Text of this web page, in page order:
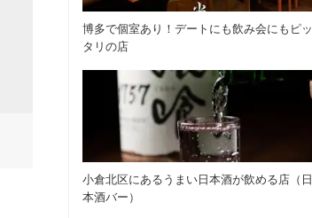
博多で個室あり！デートにも飲み会にもピッ
タリの店
小倉北区にあるうまい日本酒が飲める店（日
本酒バー）